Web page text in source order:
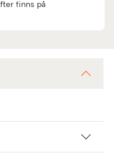
finns på